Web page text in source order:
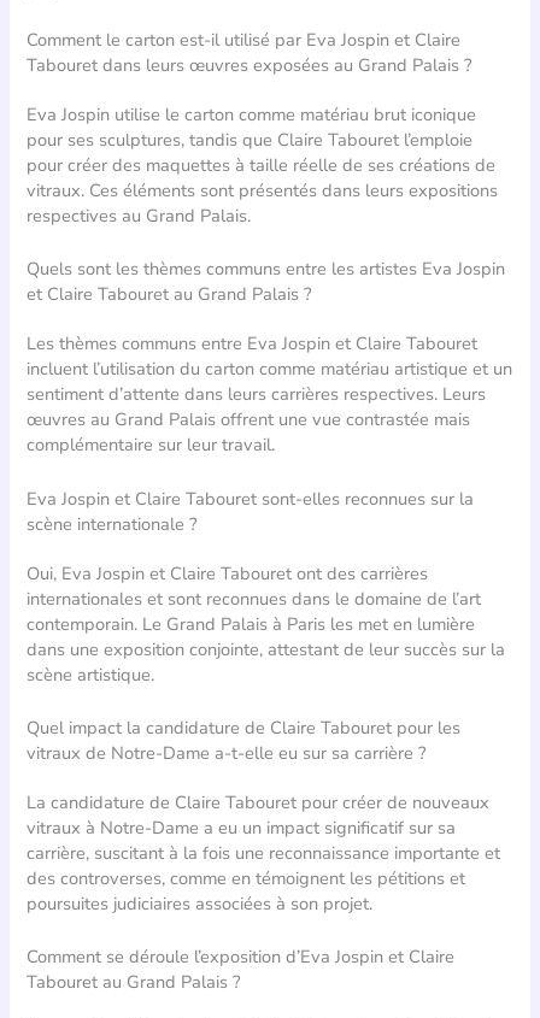
Comment le carton est-il utilisé par Eva Jospin et Claire
Tabouret dans leurs œuvres exposées au Grand Palais ?
Eva Jospin utilise le carton comme matériau brut iconique
pour ses sculptures, tandis que Claire Tabouret l’emploie
pour créer des maquettes à taille réelle de ses créations de
vitraux. Ces éléments sont présentés dans leurs expositions
respectives au Grand Palais.
Quels sont les thèmes communs entre les artistes Eva Jospin
et Claire Tabouret au Grand Palais ?
Les thèmes communs entre Eva Jospin et Claire Tabouret
incluent l’utilisation du carton comme matériau artistique et un
sentiment d’attente dans leurs carrières respectives. Leurs
œuvres au Grand Palais offrent une vue contrastée mais
complémentaire sur leur travail.
Eva Jospin et Claire Tabouret sont-elles reconnues sur la
scène internationale ?
Oui, Eva Jospin et Claire Tabouret ont des carrières
internationales et sont reconnues dans le domaine de l’art
contemporain. Le Grand Palais à Paris les met en lumière
dans une exposition conjointe, attestant de leur succès sur la
scène artistique.
Quel impact la candidature de Claire Tabouret pour les
vitraux de Notre-Dame a-t-elle eu sur sa carrière ?
La candidature de Claire Tabouret pour créer de nouveaux
vitraux à Notre-Dame a eu un impact significatif sur sa
carrière, suscitant à la fois une reconnaissance importante et
des controverses, comme en témoignent les pétitions et
poursuites judiciaires associées à son projet.
Comment se déroule l’exposition d’Eva Jospin et Claire
Tabouret au Grand Palais ?